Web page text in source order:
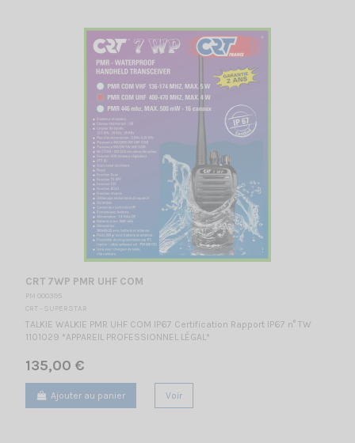
CRT 7WP PMR UHF COM
PM 000395
CRT - SUPERSTAR
TALKIE WALKIE PMR UHF COM IP67 Certification Rapport IP67 n° TW
1101029 *APPAREIL PROFESSIONNEL LÉGAL*
135,00 €
Ajouter au panier Voir